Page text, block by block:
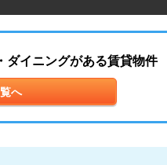
ダイニングがある賃貸物件
へ